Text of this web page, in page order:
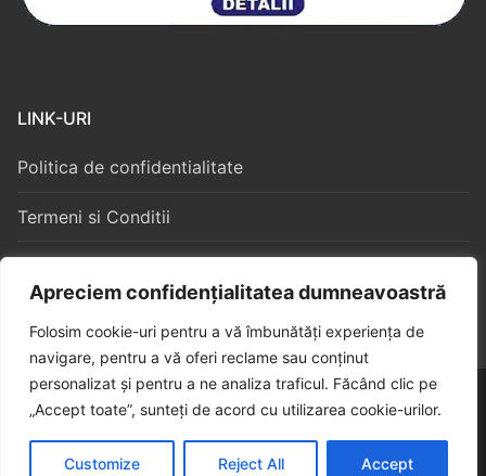
Apreciem confidențialitatea dumneavoastră
Folosim cookie-uri pentru a vă îmbunătăți experiența de
navigare, pentru a vă oferi reclame sau conținut
personalizat și pentru a ne analiza traficul. Făcând clic pe
„Accept toate”, sunteți de acord cu utilizarea cookie-urilor.
Customize Reject All Accept
LINK-URI
Politica de confidentialitate
Termeni si Conditii
Copyright © 2026 – Algorithm Constructii S3